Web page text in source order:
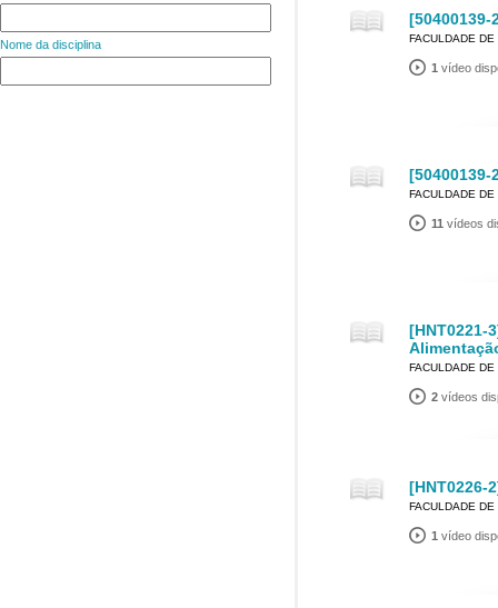
Nome da disciplina FACULDADE DE
1 vídeo
FACULDADE DE
11 vídeos
[HNT0221-
FACULDADE
2 vídeos
[HNT0226-
FACULDADE
1 vídeo